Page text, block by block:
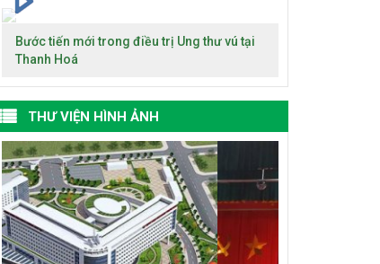
Bước tiến mới trong điều trị Ung thư vú tại
Thanh Hoá
THƯ VIỆN HÌNH ẢNH